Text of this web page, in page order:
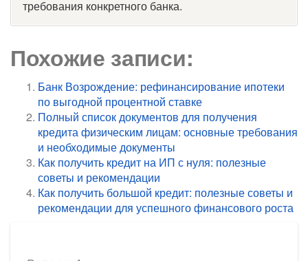
требования конкретного банка.
Похожие записи:
Банк Возрождение: рефинансирование ипотеки
по выгодной процентной ставке
Полный список документов для получения
кредита физическим лицам: основные требования
и необходимые документы
Как получить кредит на ИП с нуля: полезные
советы и рекомендации
Как получить большой кредит: полезные советы и
рекомендации для успешного финансового роста